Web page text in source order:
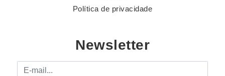
Política de privacidade
Newsletter
E-mail